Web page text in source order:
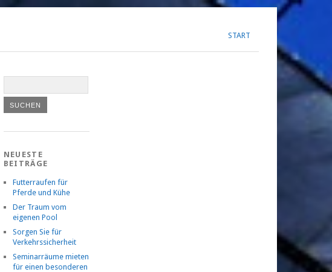
START
NEUESTE
BEITRÄGE
Futterraufen für
Pferde und Kühe
Der Traum vom
eigenen Pool
Sorgen Sie für
Verkehrssicherheit
Seminarräume mieten
für einen besonderen